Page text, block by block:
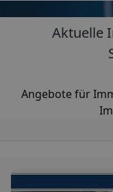
Aktuelle
Angebote für